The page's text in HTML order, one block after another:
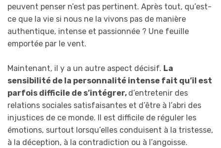
peuvent penser n’est pas pertinent. Après tout, qu’est-
ce que la vie si nous ne la vivons pas de manière
authentique, intense et passionnée ? Une feuille
emportée par le vent.
Maintenant, il y a un autre aspect décisif. La
sensibilité de la personnalité intense fait qu’il est
parfois difficile de s’intégrer, d’entretenir des
relations sociales satisfaisantes et d’être à l’abri des
injustices de ce monde. Il est difficile de réguler les
émotions, surtout lorsqu’elles conduisent à la tristesse,
à la déception, à la contradiction ou à l’angoisse.